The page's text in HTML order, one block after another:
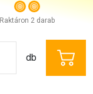
Raktáron 2 darab
db